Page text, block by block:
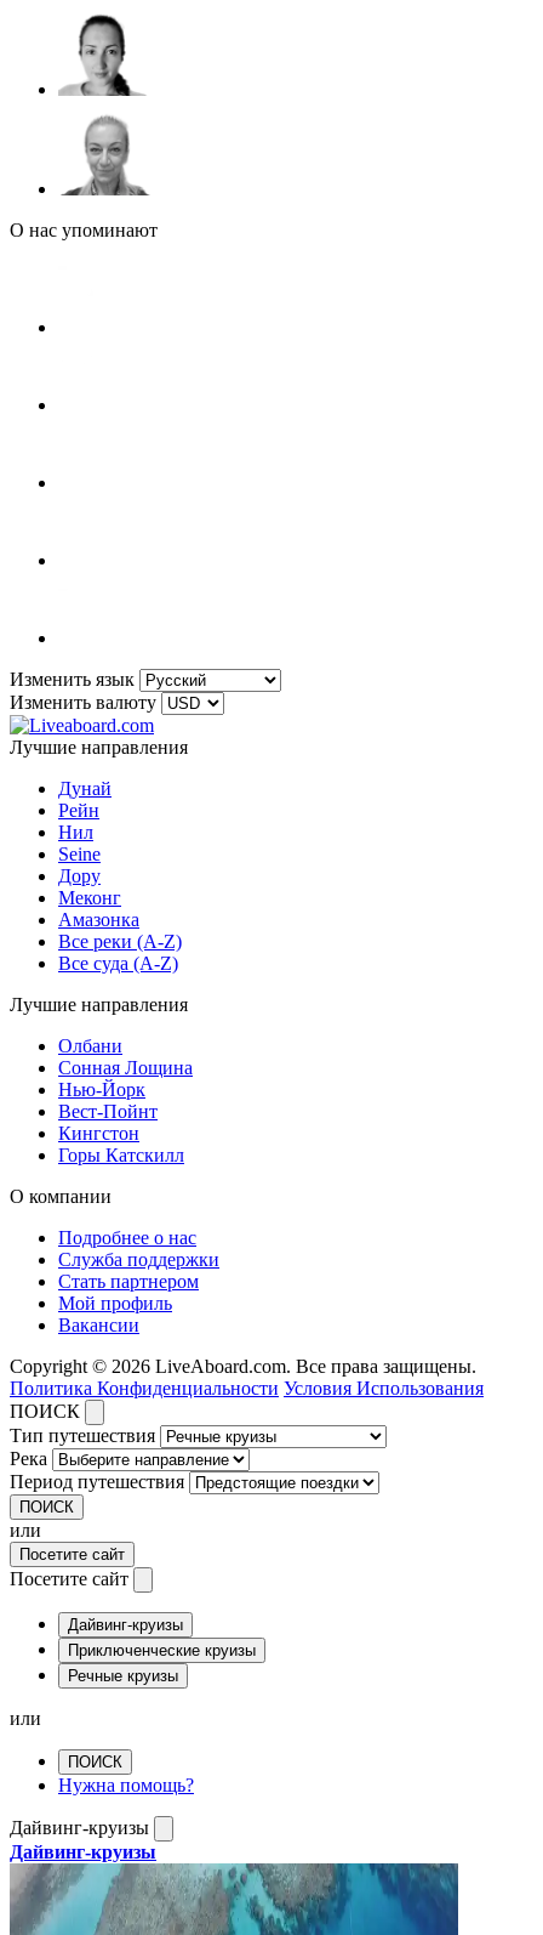
О нас упоминают
Изменить язык
Изменить валюту
Лучшие направления
Дунай
Рейн
Нил
Seine
Дору
Меконг
Амазонка
Все реки (A-Z)
Все суда (A-Z)
Лучшие направления
Олбани
Сонная Лощина
Нью-Йорк
Вест-Пойнт
Кингстон
Горы Катскилл
О компании
Подробнее о нас
Служба поддержки
Стать партнером
Мой профиль
Вакансии
Copyright © 2026 LiveAboard.com. Все права защищены.
Политика Конфиденциальности Условия Использования
ПОИСК
Тип путешествия
Река
Период путешествия
ПОИСК
или
Посетите сайт
Посетите сайт
Дайвинг-круизы
Приключенческие круизы
Речные круизы
или
ПОИСК
Нужна помощь?
Дайвинг-круизы
Дайвинг-круизы